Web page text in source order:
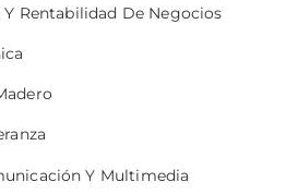
Rentabilidad De Negocios
Y Multimedia